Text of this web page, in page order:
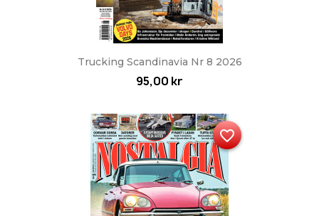
Trucking Scandinavia Nr 8 2026
95,00 kr
favorite_border